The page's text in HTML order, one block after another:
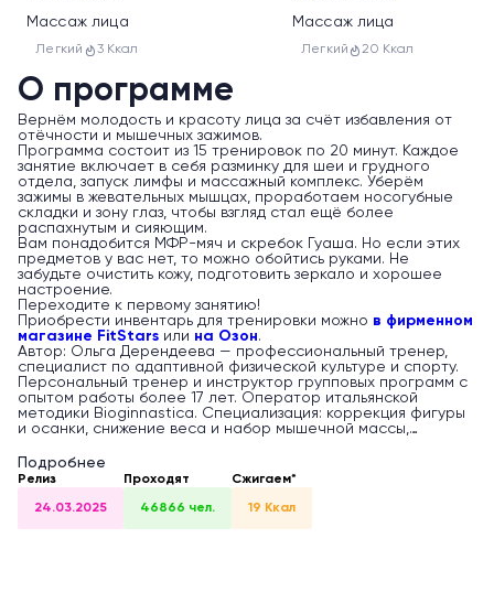
Массаж лица
Легкий 3 Ккал
Массаж лица
Легкий 20 Ккал
О программе
Вернём молодость и красоту лица за счёт избавления от
отёчности и мышечных зажимов.
Программа состоит из 15 тренировок по 20 минут. Каждое
занятие включает в себя разминку для шеи и грудного
отдела, запуск лимфы и массажный комплекс. Уберём
зажимы в жевательных мышцах, проработаем носогубные
складки и зону глаз, чтобы взгляд стал ещё более
распахнутым и сияющим.
Вам понадобится МФР-мяч и скребок Гуаша. Но если этих
предметов у вас нет, то можно обойтись руками. Не
забудьте очистить кожу, подготовить зеркало и хорошее
настроение.
Переходите к первому занятию!
Приобрести инвентарь для тренировки можно в фирменном
магазине FitStars или на Озон.
Автор: Ольга Дерендеева — профессиональный тренер,
специалист по адаптивной физической культуре и спорту.
Персональный тренер и инструктор групповых программ с
опытом работы более 17 лет. Оператор итальянской
методики Bioginnastica. Специализация: коррекция фигуры
и осанки, снижение веса и набор мышечной массы,
Подробнее
Релиз
24.03.2025
Проходят
46866 чел.
Сжигаем*
19 Ккал